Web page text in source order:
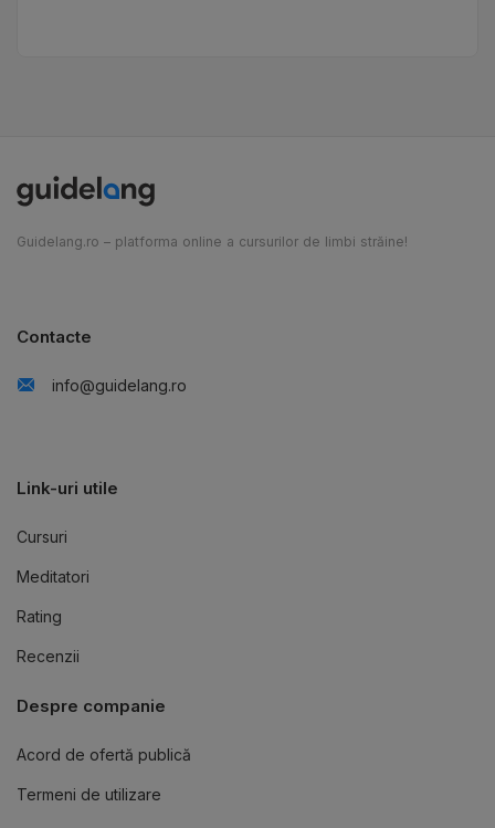
Guidelang.ro – platforma online a cursurilor de limbi străine!
Contacte
info@guidelang.ro
Link-uri utile
Cursuri
Meditatori
Rating
Recenzii
Despre companie
Acord de ofertă publică
Termeni de utilizare